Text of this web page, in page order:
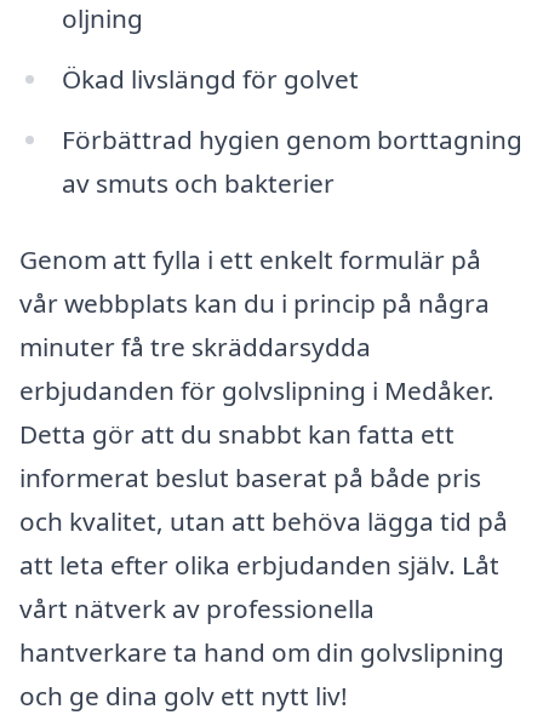
oljning
Ökad livslängd för golvet
Förbättrad hygien genom borttagning
av smuts och bakterier
Genom att fylla i ett enkelt formulär på
vår webbplats kan du i princip på några
minuter få tre skräddarsydda
erbjudanden för golvslipning i Medåker.
Detta gör att du snabbt kan fatta ett
informerat beslut baserat på både pris
och kvalitet, utan att behöva lägga tid på
att leta efter olika erbjudanden själv. Låt
vårt nätverk av professionella
hantverkare ta hand om din golvslipning
och ge dina golv ett nytt liv!